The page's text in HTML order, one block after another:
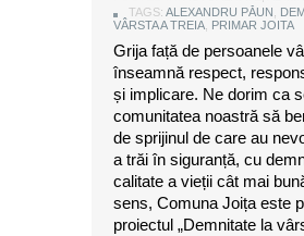
TAGS: ALEXANDRU PĂUN ,
VÂRSTA A TREIA, PRIMAR JOITA
Grija față de persoanele
înseamnă respect,
și implicare. Ne dorim ca
comunitatea noastră să
de sprijinul de care au
a trăi în siguranță, cu
calitate a vieții cât mai
sens, Comuna Joița este
proiectul „Demnitate la